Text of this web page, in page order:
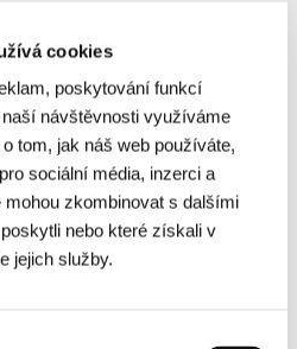
cookies
poskytování funkcí
návštěvnosti využíváme
tom, jak náš web používáte,
sociální média, inzerci a
mohou zkombinovat s dalšími
nebo které získali v
jejich služby.
na kolech přímo
ze stejnojmenné
japonských
Kaori Ekuni. Desetiletá
nemá jednoduché.
schytává šikanu, skoro
ve vhazování předmětů